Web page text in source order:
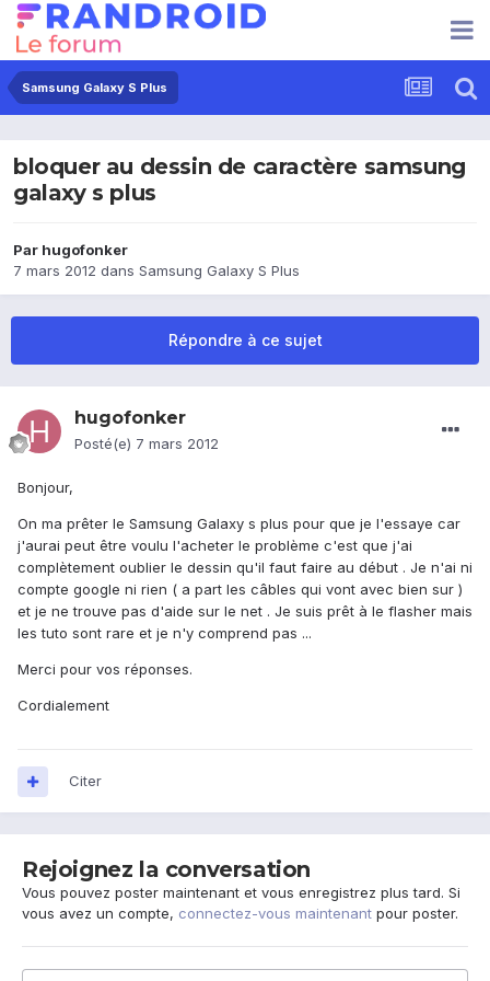
Samsung Galaxy S Plus
bloquer au dessin de caractère samsung
galaxy s plus
Par hugofonker
7 mars 2012 dans Samsung Galaxy S Plus
Répondre à ce sujet
hugofonker
Posté(e) 7 mars 2012
Bonjour,
On ma prêter le Samsung Galaxy s plus pour que je l'essaye car
j'aurai peut être voulu l'acheter le problème c'est que j'ai
complètement oublier le dessin qu'il faut faire au début . Je n'ai ni
compte google ni rien ( a part les câbles qui vont avec bien sur )
et je ne trouve pas d'aide sur le net . Je suis prêt à le flasher mais
les tuto sont rare et je n'y comprend pas ...
Merci pour vos réponses.
Cordialement
Citer
Rejoignez la conversation
Vous pouvez poster maintenant et vous enregistrez plus tard. Si
vous avez un compte, connectez-vous maintenant pour poster.